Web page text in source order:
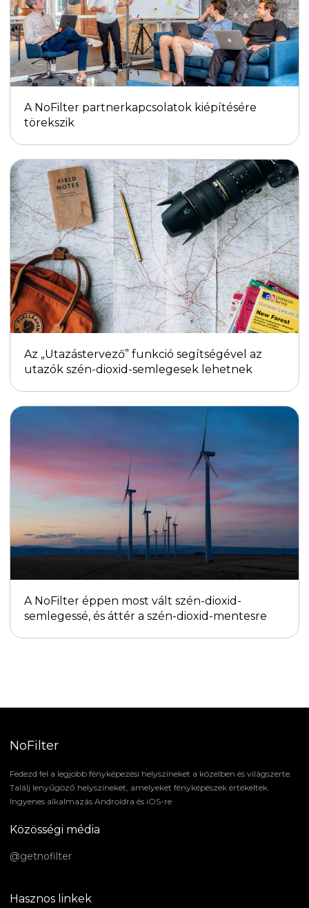
A NoFilter partnerkapcsolatok kiépítésére
törekszik
Az „Utazástervező” funkció segítségével az
utazók szén-dioxid-semlegesek lehetnek
A NoFilter éppen most vált szén-dioxid-
semlegessé, és áttér a szén-dioxid-mentesre
NoFilter
Fedezd fel a legjobb fényképezési helyszíneket a közelben és világszerte.
Találj lenyűgöző helyszíneket, amelyeket fényképészek értékeltek.
Ingyenes alkalmazás Androidra és iOS-re
Közösségi média
@getnofilter
Hasznos linkek